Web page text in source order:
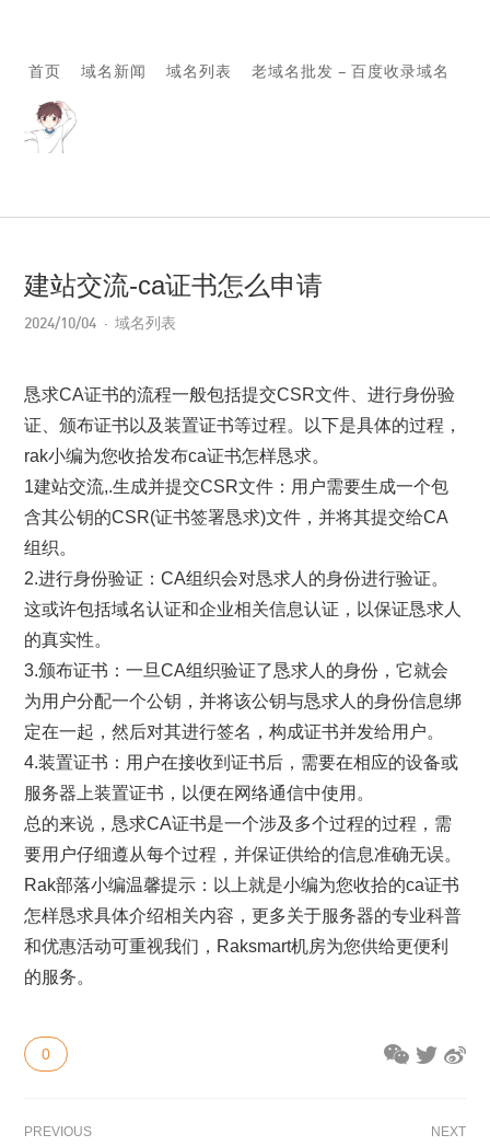
首页 域名新闻 域名列表 老域名批发 – 百度收录域名
建站交流-ca证书怎么申请
2024/10/04 域名列表
恳求CA证书的流程一般包括提交CSR文件、进行身份验
证、颁布证书以及装置证书等过程。以下是具体的过程，
rak小编为您收拾发布ca证书怎样恳求。
1建站交流,.生成并提交CSR文件：用户需要生成一个包
含其公钥的CSR(证书签署恳求)文件，并将其提交给CA
组织。
2.进行身份验证：CA组织会对恳求人的身份进行验证。
这或许包括域名认证和企业相关信息认证，以保证恳求人
的真实性。
3.颁布证书：一旦CA组织验证了恳求人的身份，它就会
为用户分配一个公钥，并将该公钥与恳求人的身份信息绑
定在一起，然后对其进行签名，构成证书并发给用户。
4.装置证书：用户在接收到证书后，需要在相应的设备或
服务器上装置证书，以便在网络通信中使用。
总的来说，恳求CA证书是一个涉及多个过程的过程，需
要用户仔细遵从每个过程，并保证供给的信息准确无误。
Rak部落小编温馨提示：以上就是小编为您收拾的ca证书
怎样恳求具体介绍相关内容，更多关于服务器的专业科普
和优惠活动可重视我们，Raksmart机房为您供给更便利
的服务。
0
PREVIOUS NEXT